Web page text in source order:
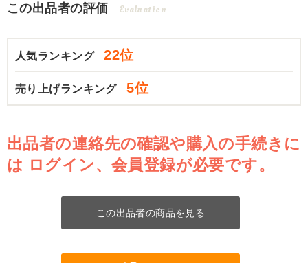
この出品者の評価 Evaluation
人気ランキング 22位
売り上げランキング 5位
出品者の連絡先の確認や購入の手続きに
は ログイン、会員登録が必要です。
この出品者の商品を見る